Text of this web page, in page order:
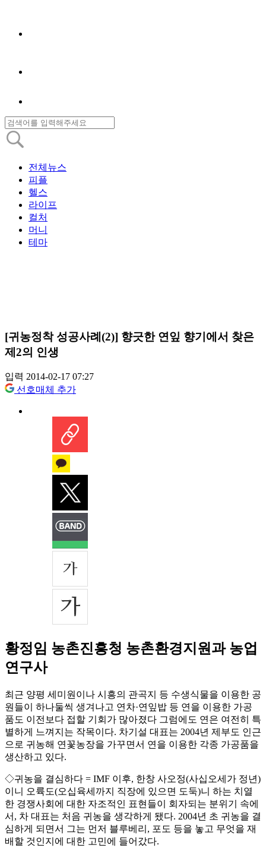
전체뉴스
피플
헬스
라이프
컬처
머니
테마
[귀농정착 성공사례(2)] 향긋한 연잎 향기에서 찾은
제2의 인생
입력 2014-02-17 07:27
선호매체 추가
황정임 농촌진흥청 농촌환경지원과 농업
연구사
최근 양평 세미원이나 시흥의 관곡지 등 수생식물을 이용한 공
원들이 하나둘씩 생겨나고 연차·연잎밥 등 연을 이용한 가공
품도 이전보다 접할 기회가 많아졌다 그럼에도 연은 여전히 특
별하게 느껴지는 작목이다. 차기설 대표는 2004년 제부도 인근
으로 귀농해 연꽃농장을 가꾸면서 연을 이용한 각종 가공품을
생산하고 있다.
◇귀농을 결심하다 = IMF 이후, 한창 사오정(사십오세가 정년)
이니 오륙도(오십육세까지 직장에 있으면 도둑)니 하는 치열
한 경쟁사회에 대한 자조적인 표현들이 회자되는 분위기 속에
서, 차 대표는 처음 귀농을 생각하게 됐다. 2004년 초 귀농을 결
심하게 되면서 그는 먼저 블루베리, 포도 등을 놓고 무엇을 재
배할 것인지에 대한 고민에 들어갔다.